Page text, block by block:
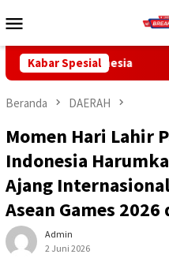
ke
Mobile
Kabar Spesial
Wabup Bangli Lepas
Beranda DAERAH
Momen Hari Lahir
Indonesia
Ajang
Asean Games
Admin
2 Juni 2026